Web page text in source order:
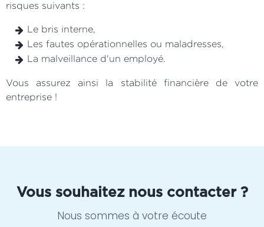
risques suivants :
Le bris interne,
Les fautes opérationnelles ou maladresses,
La malveillance d'un employé.
Vous assurez ainsi la stabilité financière de votre
entreprise !
Vous souhaitez nous contacter ?
Nous sommes à votre écoute